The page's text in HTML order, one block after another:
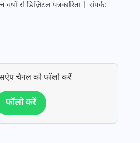
वर्षों से डिज़िटल पत्रकारिता | संपर्क:
चैनल को फॉलो करें
फॉलो करें